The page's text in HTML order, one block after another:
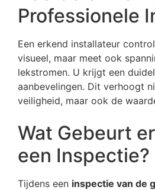
Professionele
Een erkend installateur
visueel, maar meet ook
lekstromen. U krijgt een
aanbevelingen. Dit verhoogt
veiligheid, maar ook de
Wat Gebeurt
een Inspectie?
Tijdens een inspectie van de